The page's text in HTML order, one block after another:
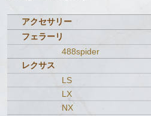
アクセサリー
フェラーリ
488spider
レクサス
LS
LX
NX